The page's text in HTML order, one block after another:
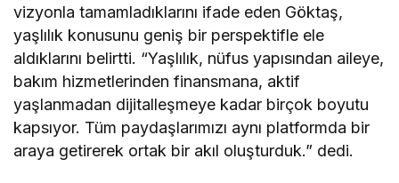
vizyonla tamamladıklarını ifade eden Göktaş,
yaşlılık konusunu geniş bir perspektifle ele
aldıklarını belirtti. “Yaşlılık, nüfus yapısından aileye,
bakım hizmetlerinden finansmana, aktif
yaşlanmadan dijitalleşmeye kadar birçok boyutu
kapsıyor. Tüm paydaşlarımızı aynı platformda bir
araya getirerek ortak bir akıl oluşturduk.” dedi.